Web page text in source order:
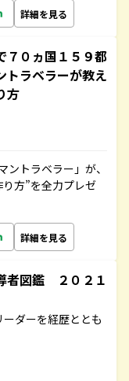
詳細を見る
０ヵ国１５９都
トラベラーが教え
方
トラベラー」が、
方”を全力プレゼ
詳細を見る
者図鑑 ２０２１
ダーを経歴ととも